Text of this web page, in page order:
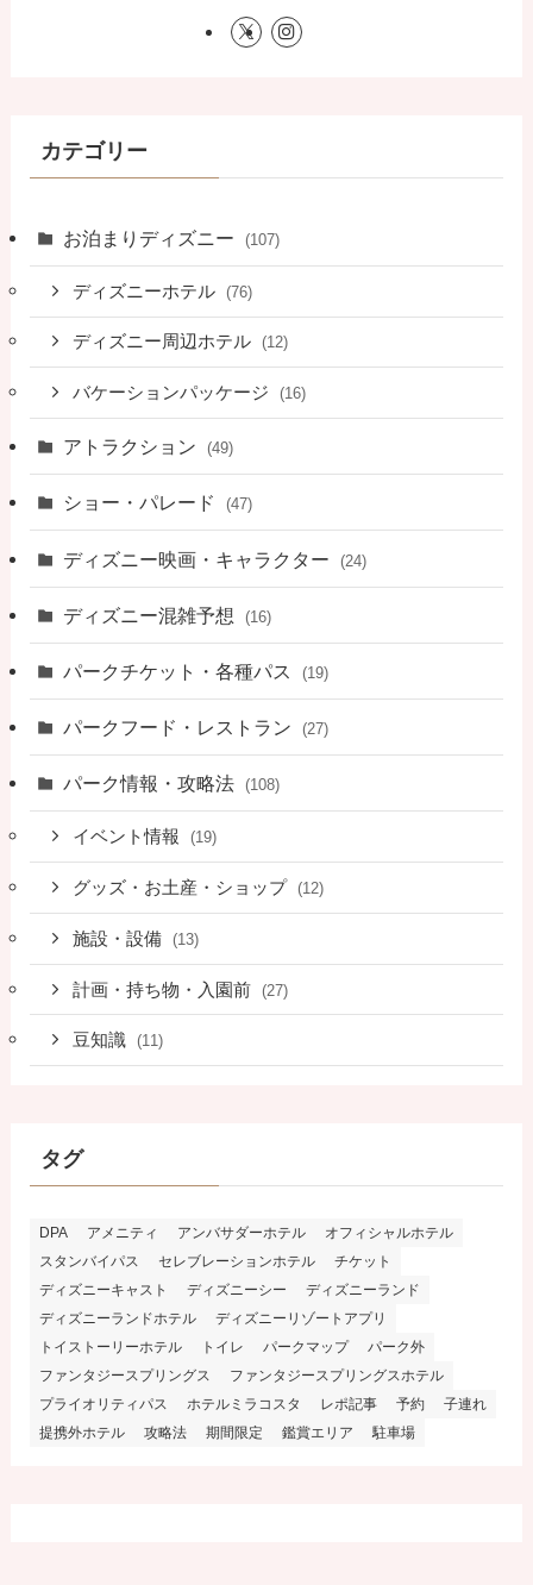
カテゴリー
お泊まりディズニー (107)
ディズニーホテル (76)
ディズニー周辺ホテル (12)
バケーションパッケージ (16)
アトラクション (49)
ショー・パレード (47)
ディズニー映画・キャラクター (24)
ディズニー混雑予想 (16)
パークチケット・各種パス (19)
パークフード・レストラン (27)
パーク情報・攻略法 (108)
イベント情報 (19)
グッズ・お土産・ショップ (12)
施設・設備 (13)
計画・持ち物・入園前 (27)
豆知識 (11)
タグ
DPA アメニティ アンバサダーホテル
オフィシャルホテル
スタンバイパス
セレブレーションホテル
チケット
ディズニーキャスト
ディズニーシー
ディズニーランド
ディズニーランドホテル
ディズニーリゾートアプリ
トイストーリーホテル
トイレ パークマップ
パーク外
ファンタジースプリングス
ファンタジースプリングスホテル
プライオリティパス
ホテルミラコスタ レポ記事 予約
子連れ
提携外ホテル
攻略法 期間限定 鑑賞エリア 駐車場